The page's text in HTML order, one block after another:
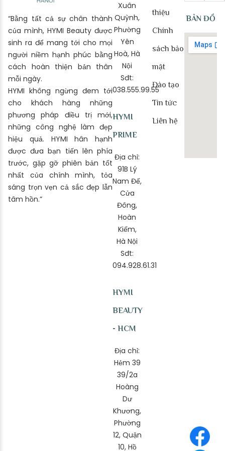
“Bằng tất cả sự chân thành
của mình, HYMI Beauty được
sinh ra để mang tới cho mọi
người niềm hạnh phúc bằng
cách hoàn thiện bản thân
mỗi ngày.
HYMI không ngừng đem tới
cho khách hàng những
phương pháp điều trị mới,
những công nghệ làm đẹp
hiệu quả. HYMI hân hạnh
được đưa bạn tiến lên phía
trước, gặp gỡ phiên bản tốt
nhất của chính mình, tỏa
sáng trọn vẹn cả sắc đẹp lẫn
tâm hồn.”
Xuân
Quỳnh,
Phường
Yên
Hoà, Hà
Nội
Sđt:
038.555.99.55
HYMI
PRIME
Địa chỉ:
91B Lý
Nam Đế,
Cửa
Đông,
Hoàn
Kiếm,
Hà Nội
Sđt:
094.928.61.31
HYMI
BEAUTY
- HCM
Địa chỉ:
Hẻm 39
39/2a
Hoàng
Dư
Khương,
Phường
12, Quận
10, Hồ
thiệu
Chính
sách bảo
mật
Đào tạo
Tin tức
Liên hệ
BẢN ĐỒ